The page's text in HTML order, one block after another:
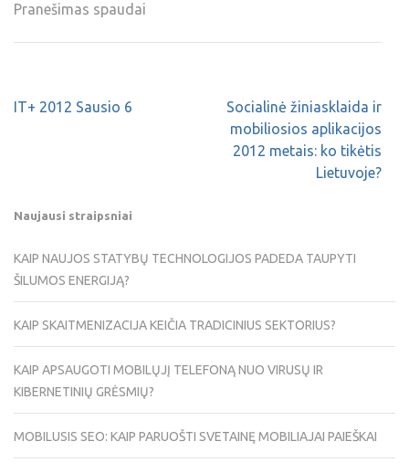
Pranešimas spaudai
IT+ 2012 Sausio 6
Socialinė žiniasklaida ir
mobiliosios aplikacijos
2012 metais: ko tikėtis
Lietuvoje?
Naujausi straipsniai
KAIP NAUJOS STATYBŲ TECHNOLOGIJOS PADEDA TAUPYTI
ŠILUMOS ENERGIJĄ?
KAIP SKAITMENIZACIJA KEIČIA TRADICINIUS SEKTORIUS?
KAIP APSAUGOTI MOBILŲJĮ TELEFONĄ NUO VIRUSŲ IR
KIBERNETINIŲ GRĖSMIŲ?
MOBILUSIS SEO: KAIP PARUOŠTI SVETAINĘ MOBILIAJAI PAIEŠKAI